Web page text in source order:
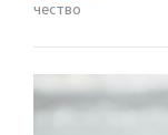
чест­во